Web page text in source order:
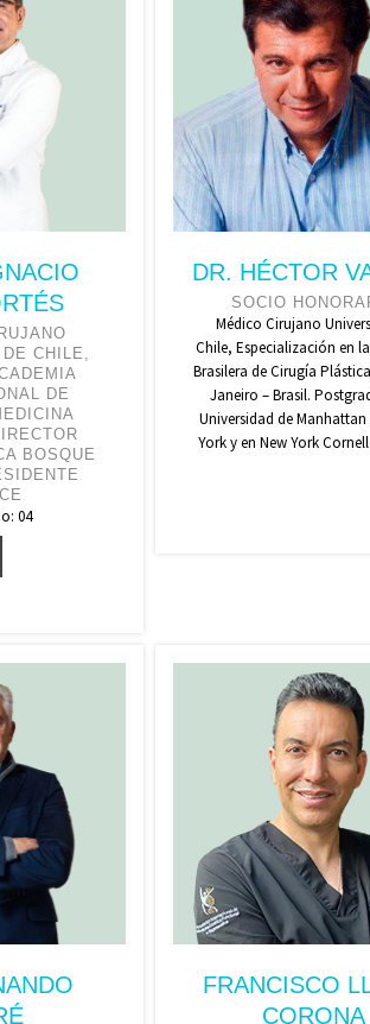
CHILE,
DE
BOSQUE
04
DR. HÉCTOR
SOCIO
Médico Cirujano
Chile, Especialización en
Brasilera de Cirugía
Janeiro – Brasil.
Universidad de Manhattan
York y en New York
FRANCISCO
CORONA